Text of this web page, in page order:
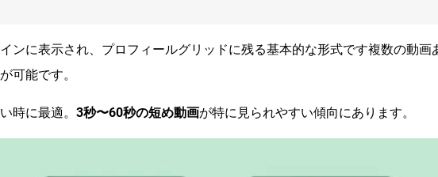
ンに表示され、プロフィールグリッドに残る基本的な形式です複数の動画
可能です。
時に最適。 3秒〜60秒の短め動画が特に見られやすい傾向にあります。